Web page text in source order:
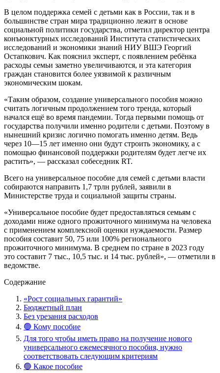
В целом поддержка семей с детьми как в России, так и в
большинстве стран мира традиционно лежит в основе
социальной политики государства, отметил директор центра
конъюнктурных исследований Института статистических
исследований и экономики знаний НИУ ВШЭ Георгий
Остапкович. Как пояснил эксперт, с появлением ребёнка
расходы семьи заметно увеличиваются, и эта категория
граждан становится более уязвимой к различным
экономическим шокам.
«Таким образом, создание универсального пособия можно
считать логичным продолжением того тренда, который
начался ещё во время пандемии. Тогда первыми помощь от
государства получили именно родители с детьми. Поэтому в
нынешний кризис логично помогать именно детям. Ведь
через 10—15 лет именно они будут строить экономику, а с
помощью финансовой поддержки родителям будет легче их
растить», — рассказал собеседник RT.
Всего на универсальное пособие для семей с детьми власти
собираются направить 1,7 трлн рублей, заявили в
Министерстве труда и социальной защиты страны.
«Универсальное пособие будет предоставляться семьям с
доходами ниже одного прожиточного минимума на человека
с применением комплексной оценки нуждаемости. Размер
пособия составит 50, 75 или 100% регионального
прожиточного минимума. В среднем по стране в 2023 году
это составит 7 тыс., 10,5 тыс. и 14 тыс. рублей», — отметили в
ведомстве.
Содержание
«Рост социальных гарантий»
Бюджетный план
Без урезания расходов
🟢 Кому пособие
Для того чтобы иметь право на получение нового
универсального ежемесячного пособия, нужно
соответствовать следующим критериям
🟢 Какое пособие